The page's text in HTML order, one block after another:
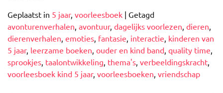
Geplaatst in 5 jaar, voorleesboek | Getagd
avonturenverhalen, avontuur, dagelijks voorlezen, dieren,
dierenverhalen, emoties, fantasie, interactie, kinderen van
5 jaar, leerzame boeken, ouder en kind band, quality time,
sprookjes, taalontwikkeling, thema's, verbeeldingskracht,
voorleesboek kind 5 jaar, voorleesboeken, vriendschap